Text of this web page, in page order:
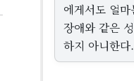
에게서도 얼
장애와 같은
하지 아니한다.